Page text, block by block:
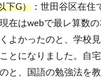
下G） ：世田谷区在住
在はwebで最レ算数の
よかったのと、学校
とになりました。自
と、国語の勉強法を